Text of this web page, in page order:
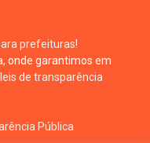
prefeituras!
onde garantimos em
leis de transparência
Pública